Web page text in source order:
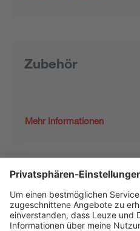
Zubehör
Mehr Informationen
The Sensor